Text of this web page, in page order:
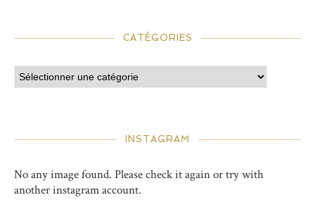
CATÉGORIES
INSTAGRAM
No any image found. Please check it again or try with
another instagram account.